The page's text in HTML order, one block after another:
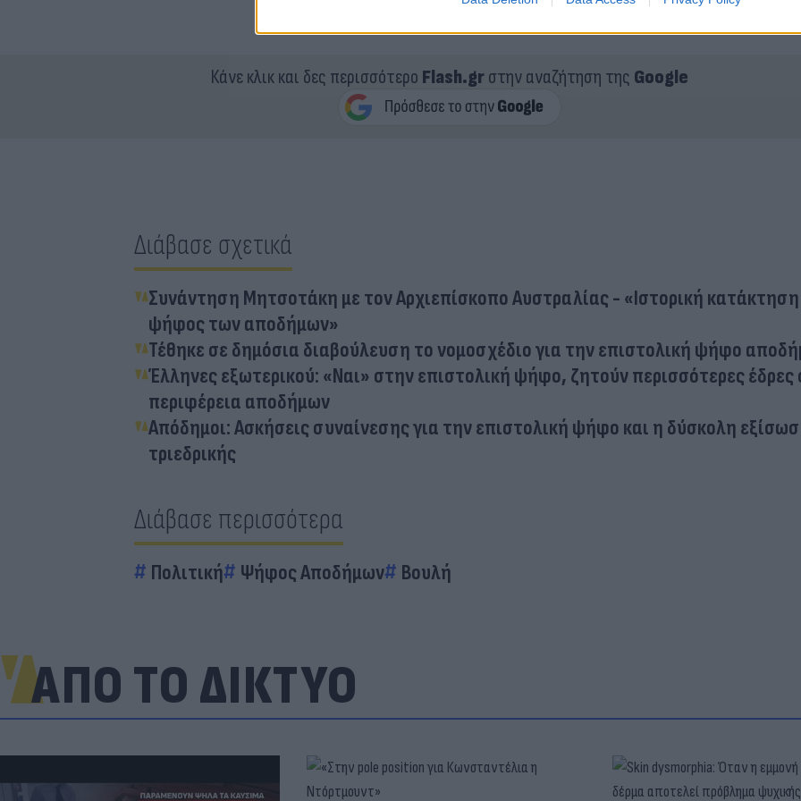
Κάνε κλικ και δες περισσότερο Flash.grστην αναζήτηση της Google
Διάβασε σχετικά
Συνάντηση Μητσοτάκη με τον Αρχιεπίσκοπο Αυστραλίας - «Ιστορική
ψήφος των αποδήμων»
Τέθηκε σε δημόσια διαβούλευση το νομοσχέδιο για την επιστολική ψήφο
Έλληνες εξωτερικού: «Ναι» στην επιστολική ψήφο, ζητούν περισσότερες έδρες
περιφέρεια αποδήμων
Απόδημοι: Ασκήσεις συναίνεσης για την επιστολική ψήφο και η δύσκολη
τριεδρικής
Διάβασε περισσότερα
Πολιτική Ψήφος Αποδήμων Βουλή
ΑΠΟ ΤΟ ΔΙΚΤΥΟ